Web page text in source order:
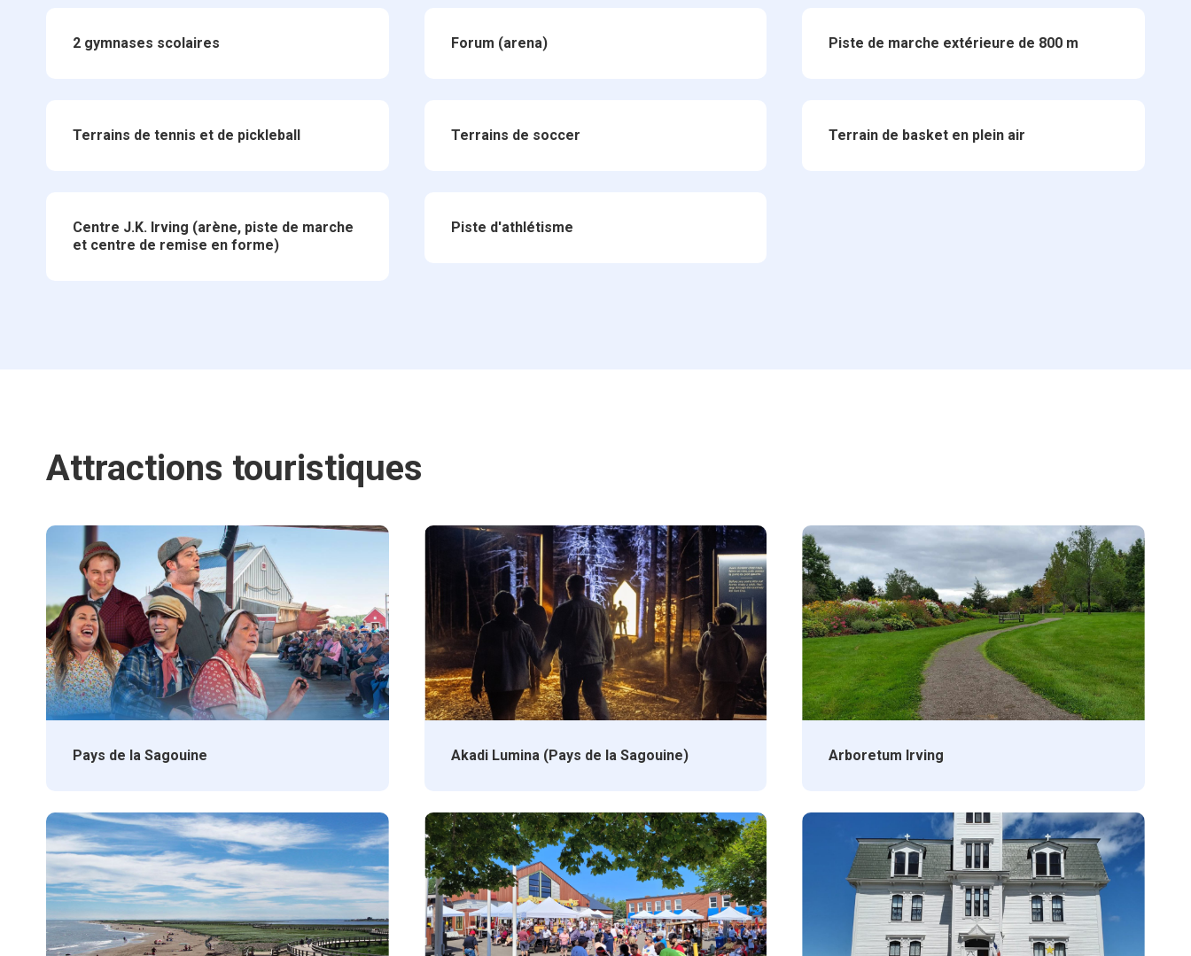
2 gymnases scolaires Forum (arena) Piste de marche extérieure de 800 m
Terrains de tennis et de pickleball Terrains de soccer Terrain de basket en plein air
Centre J.K. Irving (arène, piste de marche
et centre de remise en forme)
Piste d'athlétisme
Attractions touristiques
Pays de la Sagouine Akadi Lumina (Pays de la Sagouine) Arboretum Irving